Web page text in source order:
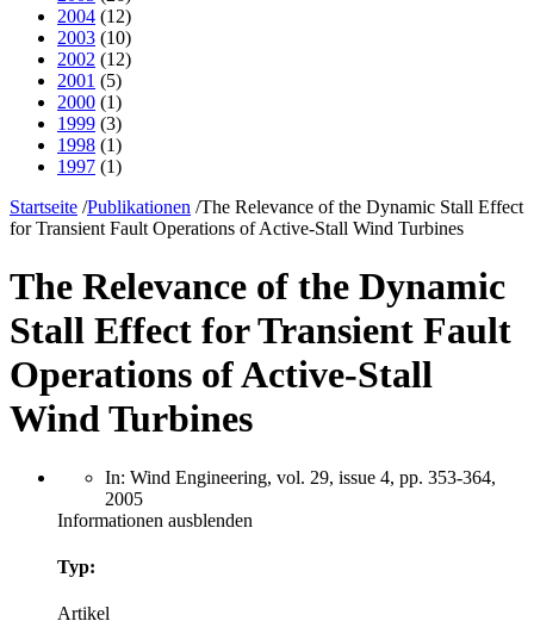
2004 (12)
2003 (10)
2002 (12)
2001 (5)
2000 (1)
1999 (3)
1998 (1)
1997 (1)
Startseite /Publikationen /The Relevance of the Dynamic Stall Effect
for Transient Fault Operations of Active-Stall Wind Turbines
The Relevance of the Dynamic
Stall Effect for Transient Fault
Operations of Active-Stall
Wind Turbines
In: Wind Engineering, vol. 29, issue 4, pp. 353-364,
2005
Informationen ausblenden
Typ:
Artikel